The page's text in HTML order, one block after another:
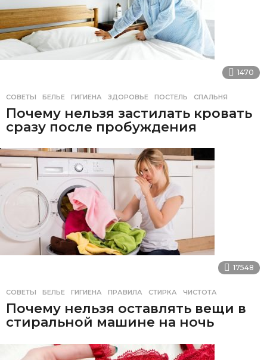
1470
СОВЕТЫ БЕЛЬЕ ,ГИГИЕНА ,ЗДОРОВЬЕ ,ПОСТЕЛЬ ,СПАЛЬНЯ
Почему нельзя застилать кровать
сразу после пробуждения
17548
СОВЕТЫ БЕЛЬЕ ,ГИГИЕНА ,ПРАВИЛА ,СТИРКА ,ЧИСТОТА
Почему нельзя оставлять вещи в
стиральной машине на ночь